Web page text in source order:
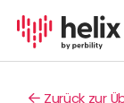
Zurück zur